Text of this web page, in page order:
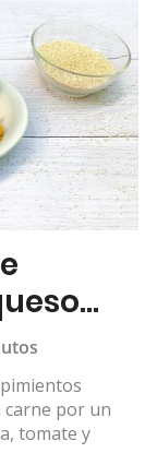
carne por un
tomate y